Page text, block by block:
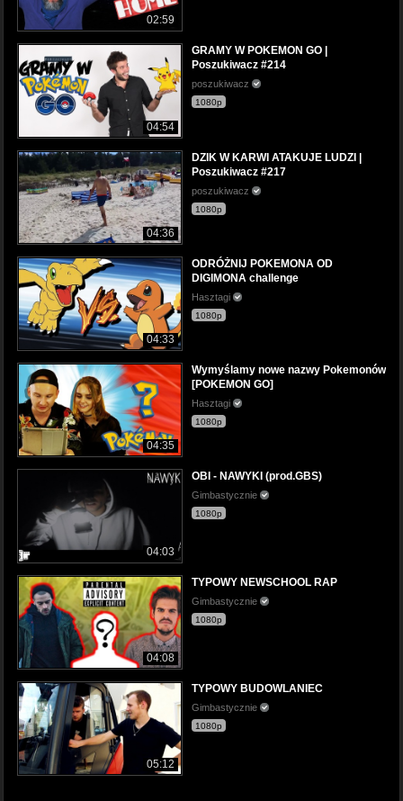
02:59
04:54
GRAMY W POKEMON GO |
Poszukiwacz #214
poszukiwacz
1080p
04:36
DZIK W KARWI ATAKUJE LUDZI |
Poszukiwacz #217
poszukiwacz
1080p
04:33
ODRÓŻNIJ POKEMONA OD
DIGIMONA challenge
Hasztagi
1080p
04:35
Wymyślamy nowe nazwy Pokemonów
[POKEMON GO]
Hasztagi
1080p
04:03
OBI - NAWYKI (prod.GBS)
Gimbastycznie
1080p
04:08
TYPOWY NEWSCHOOL RAP
Gimbastycznie
1080p
05:12
TYPOWY BUDOWLANIEC
Gimbastycznie
1080p